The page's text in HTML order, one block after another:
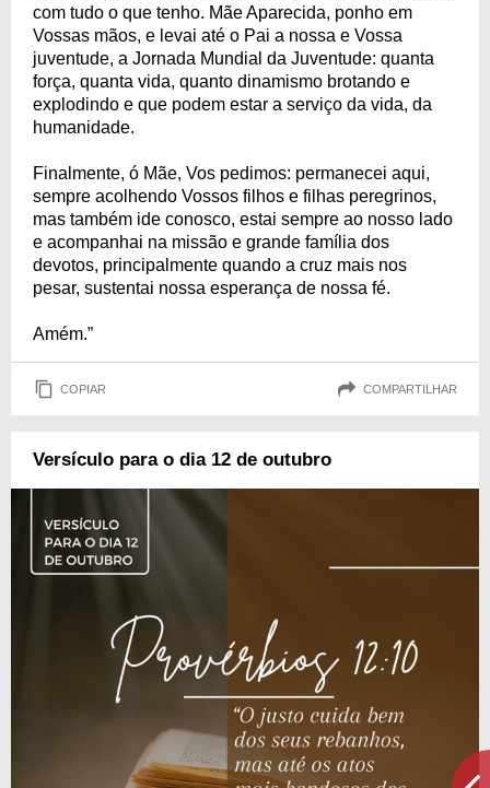
com tudo o que tenho. Mãe Aparecida, ponho em
Vossas mãos, e levai até o Pai a nossa e Vossa
juventude, a Jornada Mundial da Juventude: quanta
força, quanta vida, quanto dinamismo brotando e
explodindo e que podem estar a serviço da vida, da
humanidade.
Finalmente, ó Mãe, Vos pedimos: permanecei aqui,
sempre acolhendo Vossos filhos e filhas peregrinos,
mas também ide conosco, estai sempre ao nosso lado
e acompanhai na missão e grande família dos
devotos, principalmente quando a cruz mais nos
pesar, sustentai nossa esperança de nossa fé.
Amém.”
COPIAR COMPARTILHAR
Versículo para o dia 12 de outubro